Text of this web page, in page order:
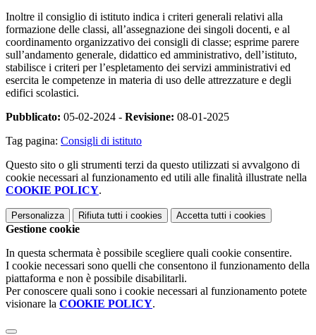
Inoltre il consiglio di istituto indica i criteri generali relativi alla
formazione delle classi, all’assegnazione dei singoli docenti, e al
coordinamento organizzativo dei consigli di classe; esprime parere
sull’andamento generale, didattico ed amministrativo, dell’istituto,
stabilisce i criteri per l’espletamento dei servizi amministrativi ed
esercita le competenze in materia di uso delle attrezzature e degli
edifici scolastici.
Pubblicato: 05-02-2024 - Revisione: 08-01-2025
Tag pagina: Consigli di istituto
Questo sito o gli strumenti terzi da questo utilizzati si avvalgono di
cookie necessari al funzionamento ed utili alle finalità illustrate nella
COOKIE POLICY.
Personalizza Rifiuta tutti i cookies Accetta tutti i cookies
Gestione cookie
In questa schermata è possibile scegliere quali cookie consentire.
I cookie necessari sono quelli che consentono il funzionamento della
piattaforma e non è possibile disabilitarli.
Per conoscere quali sono i cookie necessari al funzionamento potete
visionare la COOKIE POLICY.